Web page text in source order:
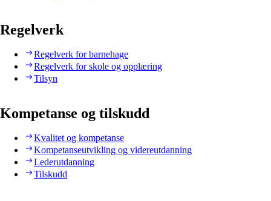
Regelverk
Regelverk for barnehage
Regelverk for skole og opplæring
Tilsyn
Kompetanse og tilskudd
Kvalitet og kompetanse
Kompetanseutvikling og videreutdanning
Lederutdanning
Tilskudd